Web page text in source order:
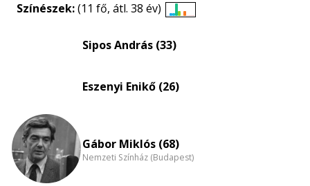
Színészek:(11 fő, átl. 38 év)
Sipos András (33)
Eszenyi Enikő (26)
Gábor Miklós (68)
Nemzeti Színház (Budapest)